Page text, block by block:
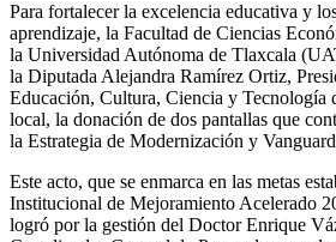
Para fortalecer la excelencia educativa y
aprendizaje, la Facultad de Ciencias
la Universidad Autónoma de Tlaxcala
la Diputada Alejandra Ramírez Ortiz,
Educación, Cultura, Ciencia y
local, la donación de dos pantallas que
la Estrategia de Modernización y
Este acto, que se enmarca en las metas
Institucional de Mejoramiento Acelerado
logró por la gestión del Doctor Enrique